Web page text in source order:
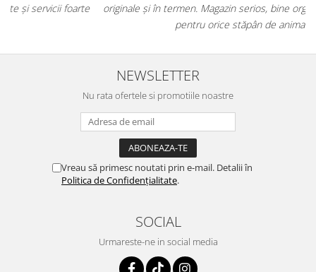
originale și în termen. Magazin serios, bine organizat și foarte util
pentru orice stăpân de animale.
NEWSLETTER
Nu rata ofertele si promotiile noastre
Vreau să primesc noutati prin e-mail. Detalii în
Politica de Confidențialitate.
SOCIAL
Urmareste-ne in social media